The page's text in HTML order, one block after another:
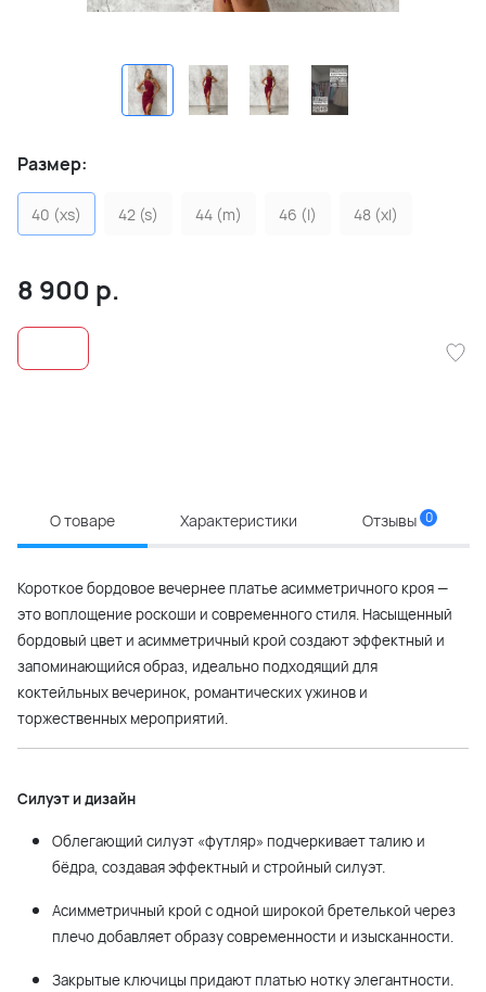
Размер:
40 (xs) 42 (s) 44 (m) 46 (l) 48 (xl)
8 900 р.
О товаре Характеристики Отзывы 0
Короткое бордовое вечернее платье асимметричного кроя —
это воплощение роскоши и современного стиля. Насыщенный
бордовый цвет и асимметричный крой создают эффектный и
запоминающийся образ, идеально подходящий для
коктейльных вечеринок, романтических ужинов и
торжественных мероприятий.
Силуэт и дизайн
Облегающий силуэт «футляр» подчеркивает талию и
бёдра, создавая эффектный и стройный силуэт.
Асимметричный крой с одной широкой бретелькой через
плечо добавляет образу современности и изысканности.
Закрытые ключицы придают платью нотку элегантности.